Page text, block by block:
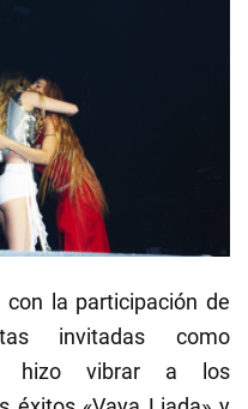
con la participación de
invitadas como
hizo vibrar a los